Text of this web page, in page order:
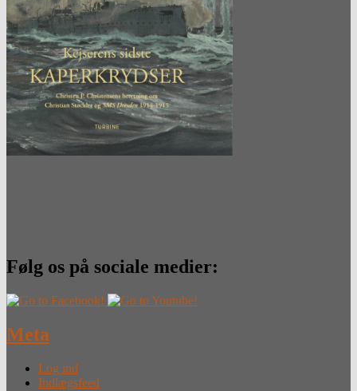
Følg os på sociale medier:
Meta
Log ind
Indlægsfeed